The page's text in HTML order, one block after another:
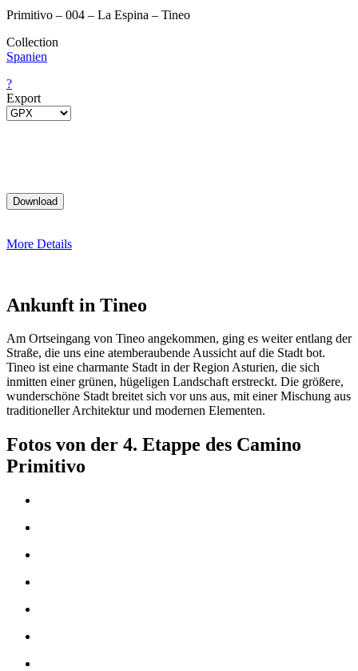
Primitivo – 004 – La Espina – Tineo
Collection
Spanien
?
Export
More Details
Ankunft in Tineo
Am Ortseingang von Tineo angekommen, ging es weiter entlang der
Straße, die uns eine atemberaubende Aussicht auf die Stadt bot.
Tineo ist eine charmante Stadt in der Region Asturien, die sich
inmitten einer grünen, hügeligen Landschaft erstreckt. Die größere,
wunderschöne Stadt breitet sich vor uns aus, mit einer Mischung aus
traditioneller Architektur und modernen Elementen.
Fotos von der 4. Etappe des Camino
Primitivo